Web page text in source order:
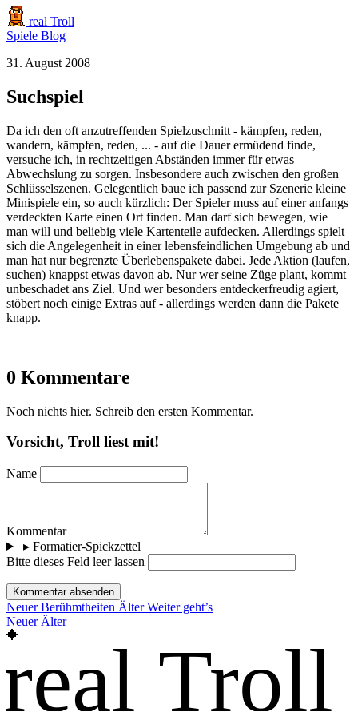
real Troll
Spiele Blog
31. August 2008
Suchspiel
Da ich den oft anzutreffenden Spielzuschnitt - kämpfen, reden,
wandern, kämpfen, reden, ... - auf die Dauer ermüdend finde,
versuche ich, in rechtzeitigen Abständen immer für etwas
Abwechslung zu sorgen. Insbesondere auch zwischen den großen
Schlüsselszenen. Gelegentlich baue ich passend zur Szenerie kleine
Minispiele ein, so auch kürzlich: Der Spieler muss auf einer anfangs
verdeckten Karte einen Ort finden. Man darf sich bewegen, wie
man will und beliebig viele Kartenteile aufdecken. Allerdings spielt
sich die Angelegenheit in einer lebensfeindlichen Umgebung ab und
man hat nur begrenzte Überlebenspakete dabei. Jede Aktion (laufen,
suchen) knappst etwas davon ab. Nur wer seine Züge plant, kommt
unbeschadet ans Ziel. Und wer besonders entdeckerfreudig agiert,
stöbert noch einige Extras auf - allerdings werden dann die Pakete
knapp.
0 Kommentare
Noch nichts hier. Schreib den ersten Kommentar.
Vorsicht, Troll liest mit!
Name
Kommentar
▸Formatier-Spickzettel
Bitte dieses Feld leer lassen
Kommentar absenden
Neuer Berühmtheiten Älter Weiter geht’s
Neuer Älter
real Troll